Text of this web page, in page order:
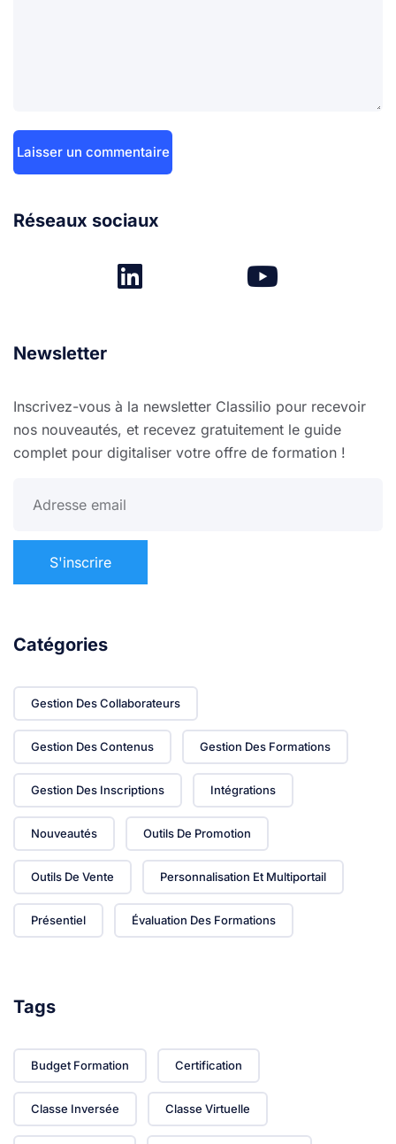
Réseaux sociaux
Newsletter
Inscrivez-vous à la newsletter Classilio pour recevoir
nos nouveautés, et recevez gratuitement le guide
complet pour digitaliser votre offre de formation !
Catégories
Gestion Des Collaborateurs
Gestion Des Contenus Gestion Des Formations
Gestion Des Inscriptions Intégrations
Nouveautés Outils De Promotion
Outils De Vente Personnalisation Et Multiportail
Présentiel Évaluation Des Formations
Tags
Budget Formation Certification
Classe Inversée Classe Virtuelle